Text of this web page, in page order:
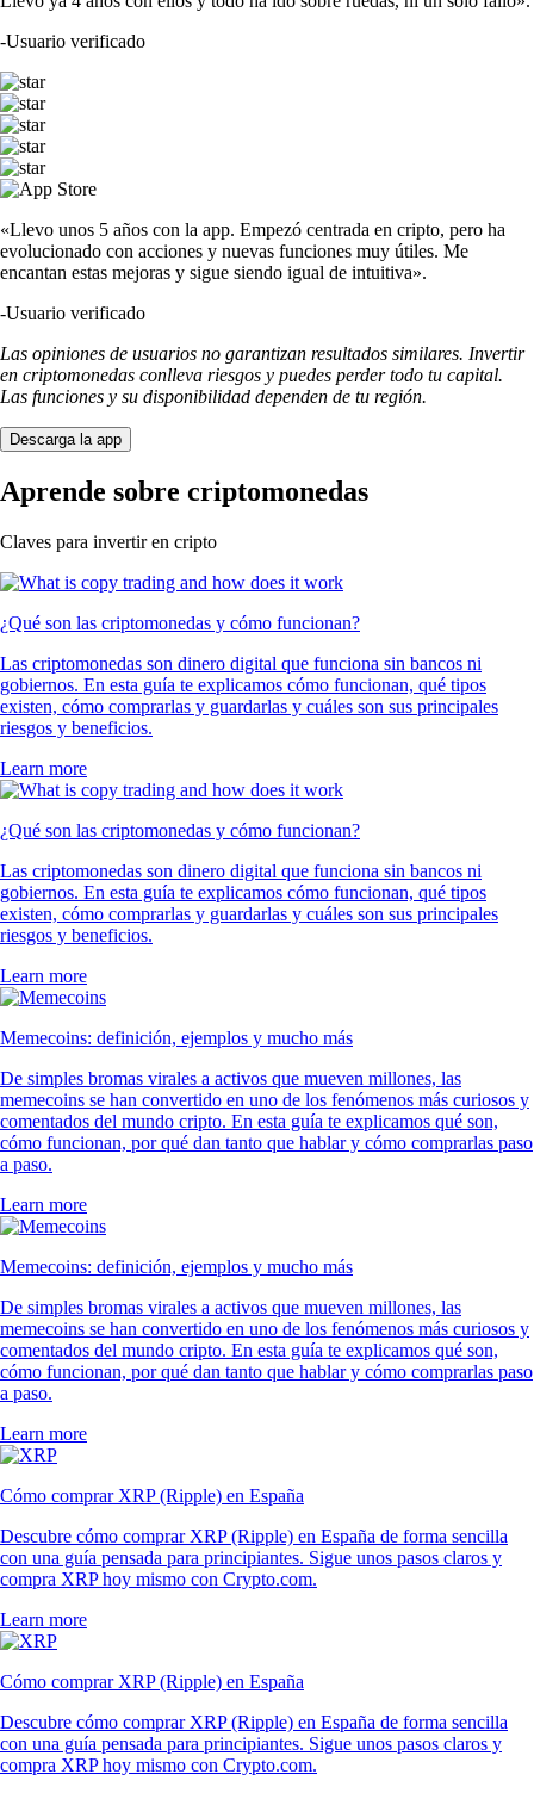
-Usuario verificado
«Llevo unos 5 años con la app. Empezó centrada en cripto, pero ha
evolucionado con acciones y nuevas funciones muy útiles. Me
encantan estas mejoras y sigue siendo igual de intuitiva».
-Usuario verificado
Las opiniones de usuarios no garantizan resultados similares. Invertir
en criptomonedas conlleva riesgos y puedes perder todo tu capital.
Las funciones y su disponibilidad dependen de tu región.
Descarga la app
Aprende sobre criptomonedas
Claves para invertir en cripto
¿Qué son las criptomonedas y cómo funcionan?
Las criptomonedas son dinero digital que funciona sin bancos ni
gobiernos. En esta guía te explicamos cómo funcionan, qué tipos
existen, cómo comprarlas y guardarlas y cuáles son sus principales
riesgos y beneficios.
Learn more
¿Qué son las criptomonedas y cómo funcionan?
Las criptomonedas son dinero digital que funciona sin bancos ni
gobiernos. En esta guía te explicamos cómo funcionan, qué tipos
existen, cómo comprarlas y guardarlas y cuáles son sus principales
riesgos y beneficios.
Learn more
Memecoins: definición, ejemplos y mucho más
De simples bromas virales a activos que mueven millones, las
memecoins se han convertido en uno de los fenómenos más curiosos y
comentados del mundo cripto. En esta guía te explicamos qué son,
cómo funcionan, por qué dan tanto que hablar y cómo comprarlas paso
a paso.
Learn more
Memecoins: definición, ejemplos y mucho más
De simples bromas virales a activos que mueven millones, las
memecoins se han convertido en uno de los fenómenos más curiosos y
comentados del mundo cripto. En esta guía te explicamos qué son,
cómo funcionan, por qué dan tanto que hablar y cómo comprarlas paso
a paso.
Learn more
Cómo comprar XRP (Ripple) en España
Descubre cómo comprar XRP (Ripple) en España de forma sencilla
con una guía pensada para principiantes. Sigue unos pasos claros y
compra XRP hoy mismo con Crypto.com.
Learn more
Cómo comprar XRP (Ripple) en España
Descubre cómo comprar XRP (Ripple) en España de forma sencilla
con una guía pensada para principiantes. Sigue unos pasos claros y
compra XRP hoy mismo con Crypto.com.